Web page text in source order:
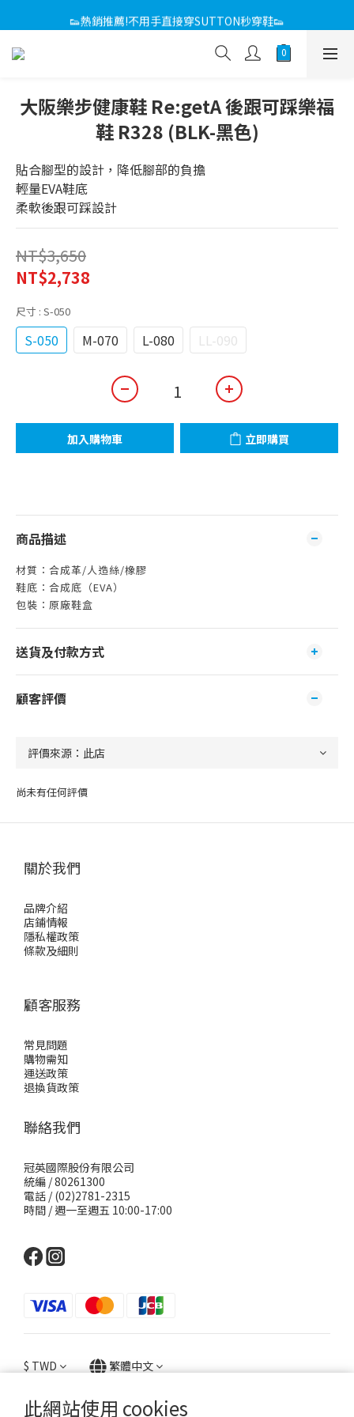
此網站使用 cookies
感恩回饋媽咪 滿額折
👟熱銷推薦!不用手直接穿SUTTON秒穿鞋👟
感恩回饋媽咪 滿額折
大阪樂步健康鞋 Re:getA 後跟可踩樂福
鞋 R328 (BLK-黑色)
貼合腳型的設計，降低腳部的負擔
輕量EVA鞋底
柔軟後跟可踩設計
NT$3,650
NT$2,738
尺寸 : S-050
S-050 M-070 L-080 LL-090
加入購物車 立即購買
商品描述
材質：合成革/人造絲/橡膠
鞋底：合成底（EVA）
包裝：原廠鞋盒
送貨及付款方式
顧客評價
尚未有任何評價
關於我們
品牌介紹
店鋪情報
隱私權政策
條款及細則
顧客服務
常見問題
購物需知
運送政策
退換貨政策
聯絡我們
冠英國際股份有限公司
統編 / 80261300
電話 / (02)2781-2315
時間 / 週一至週五 10:00-17:00
$ TWD 繁體中文